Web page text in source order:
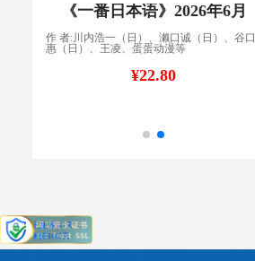
《一番日本语》2026年6月
作 者:川内浩一（日）、濑口诚（日）、谷口
惠（日）、王凌、蛋蛋动漫等
¥22.80